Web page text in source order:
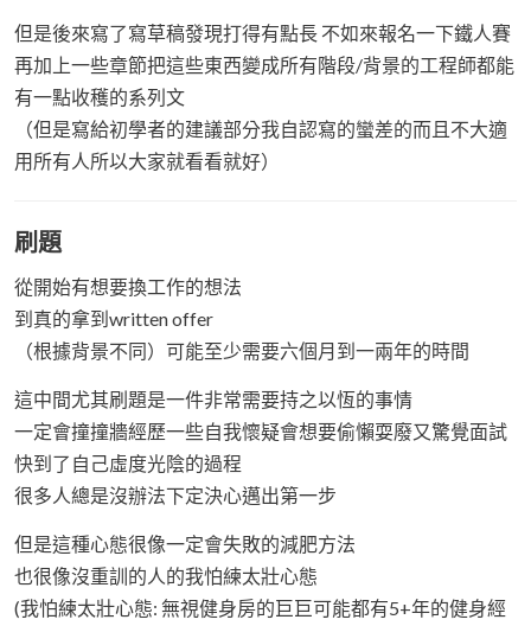
但是後來寫了寫草稿發現打得有點長 不如來報名一下鐵人賽
再加上一些章節把這些東西變成所有階段/背景的工程師都能
有一點收穫的系列文
（但是寫給初學者的建議部分我自認寫的蠻差的而且不大適
用所有人所以大家就看看就好）
刷題
從開始有想要換工作的想法
到真的拿到written offer
（根據背景不同）可能至少需要六個月到一兩年的時間
這中間尤其刷題是一件非常需要持之以恆的事情
一定會撞撞牆經歷一些自我懷疑會想要偷懶耍廢又驚覺面試
快到了自己虛度光陰的過程
很多人總是沒辦法下定決心邁出第一步
但是這種心態很像一定會失敗的減肥方法
也很像沒重訓的人的我怕練太壯心態
(我怕練太壯心態: 無視健身房的巨巨可能都有5+年的健身經